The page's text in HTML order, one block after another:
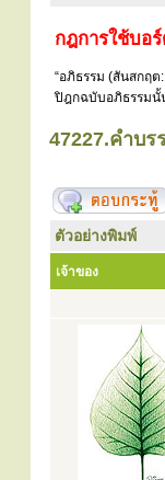
กฎการใช้บอ
“อภิธรรม (สันสกฤ
ปิฎกฉบับอภิธรรมนั้
47227.คำบ
ตัวอย่างพิมพ์
เจ้าของ